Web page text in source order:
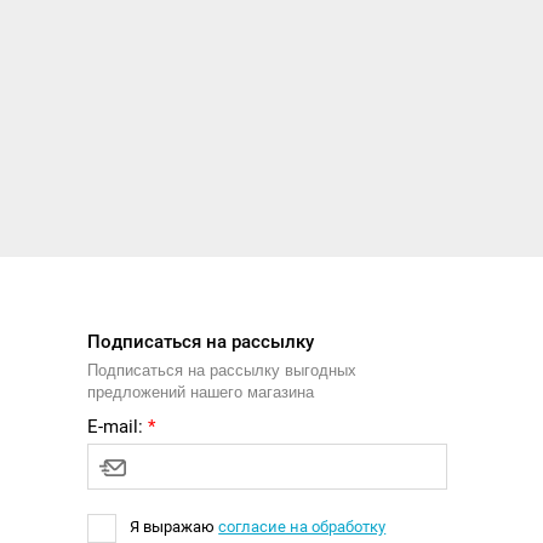
Подписаться на рассылку
Подписаться на рассылку выгодных
предложений нашего магазина
E-mail:*
Я выражаюсогласие на обработку